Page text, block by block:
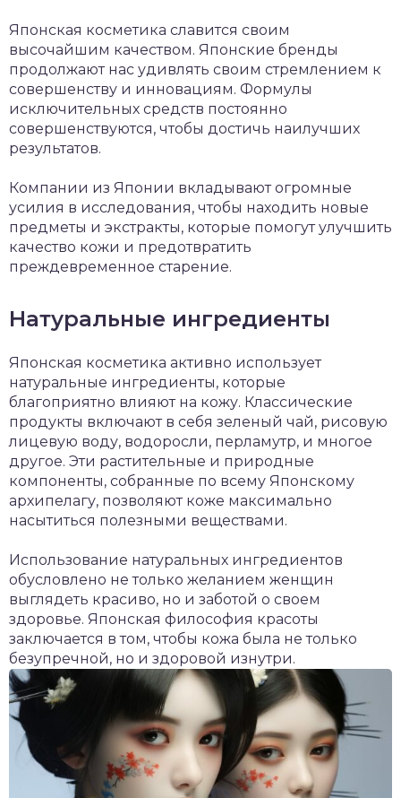
Японская косметика славится своим
высочайшим качеством. Японские бренды
продолжают нас удивлять своим стремлением к
совершенству и инновациям. Формулы
исключительных средств постоянно
совершенствуются, чтобы достичь наилучших
результатов.
Компании из Японии вкладывают огромные
усилия в исследования, чтобы находить новые
предметы и экстракты, которые помогут улучшить
качество кожи и предотвратить
преждевременное старение.
Натуральные ингредиенты
Японская косметика активно использует
натуральные ингредиенты, которые
благоприятно влияют на кожу. Классические
продукты включают в себя зеленый чай, рисовую
лицевую воду, водоросли, перламутр, и многое
другое. Эти растительные и природные
компоненты, собранные по всему Японскому
архипелагу, позволяют коже максимально
насытиться полезными веществами.
Использование натуральных ингредиентов
обусловлено не только желанием женщин
выглядеть красиво, но и заботой о своем
здоровье. Японская философия красоты
заключается в том, чтобы кожа была не только
безупречной, но и здоровой изнутри.